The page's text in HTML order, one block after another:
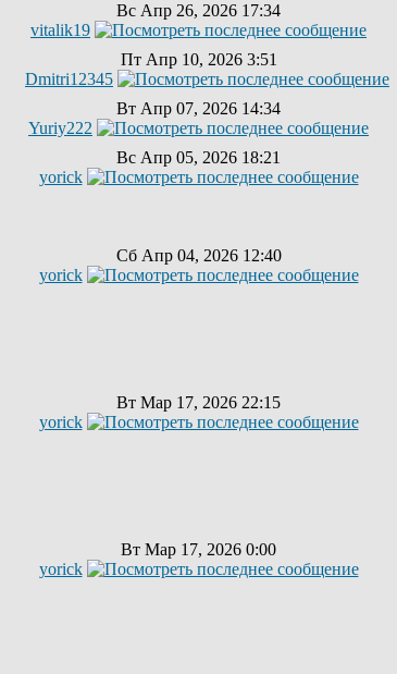
Вс Апр 26, 2026 17:34
vitalik19
Пт Апр 10, 2026 3:51
Dmitri12345
Вт Апр 07, 2026 14:34
Yuriy222
Вс Апр 05, 2026 18:21
yorick
Сб Апр 04, 2026 12:40
yorick
Вт Мар 17, 2026 22:15
yorick
Вт Мар 17, 2026 0:00
yorick